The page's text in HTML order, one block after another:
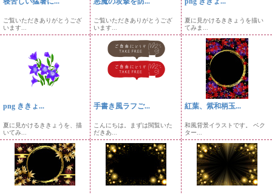
ご覧いただきありがとうござ
います...
ご覧いただきありがとうござ
います...
夏に見かけるききょうを描い
てみま...
png ききょ...
夏に見かけるききょうを、描
いてみ...
手書き風ラフご...
こんにちは。まずは閲覧いた
だきあ...
紅葉、紫和柄玉...
和風背景イラストです。 ベク
ター...